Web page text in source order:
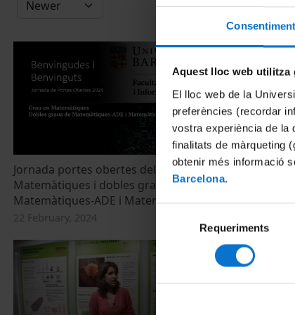
Consentiment
Aquest lloc web utilitza
El lloc web de la
preferències (recordar
vostra experiència de la
finalitats de màrqueting
obtenir més informació
Barcelona.
consentiment
Requeriments
Jornada portes obertes del Grau en
Matemàtiques i dobles graus de
Matemàtiques-ADE i Matemàtiques-Física
22 February, 2024
Col·loqui